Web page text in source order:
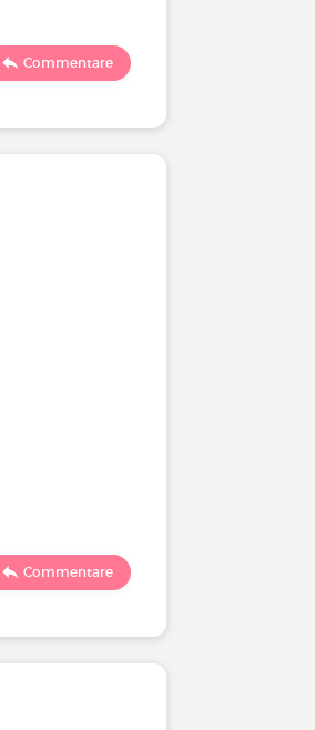
Commentare
Commentare